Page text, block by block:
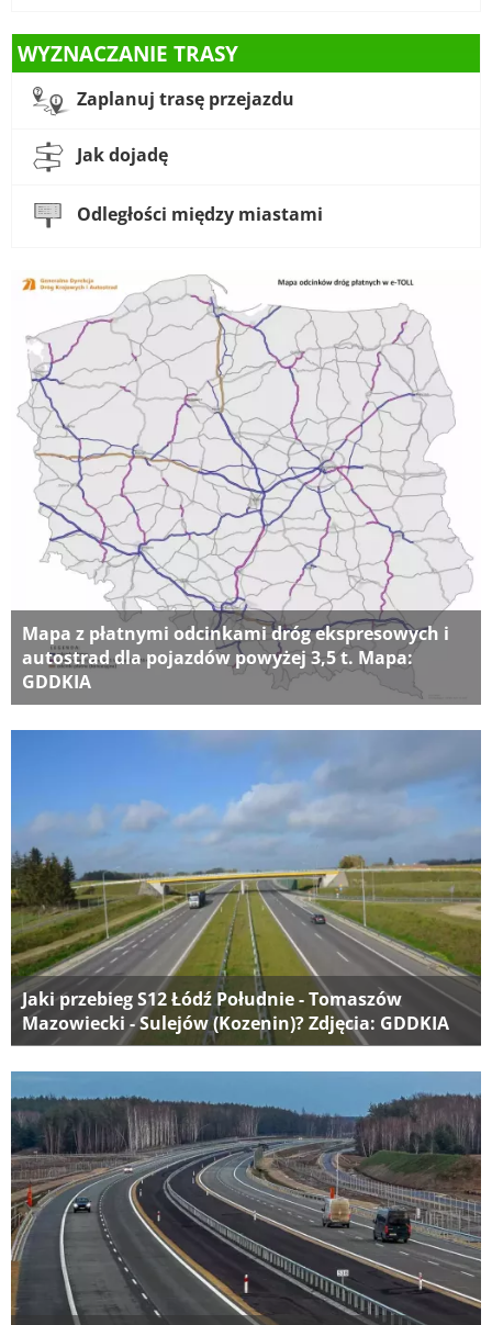
WYZNACZANIE TRASY
Zaplanuj trasę przejazdu
Jak dojadę
Odległości między miastami
Mapa z płatnymi odcinkami dróg ekspresowych i
autostrad dla pojazdów powyżej 3,5 t. Mapa:
GDDKIA
Jaki przebieg S12 Łódź Południe - Tomaszów
Mazowiecki - Sulejów (Kozenin)? Zdjęcia: GDDKIA